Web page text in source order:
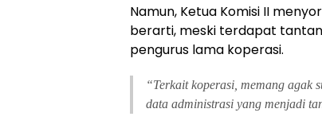
Namun, Ketua Komisi II
berarti, meski terdapat
pengurus lama koperasi.
“Terkait koperasi, memang agak
data administrasi yang menjadi